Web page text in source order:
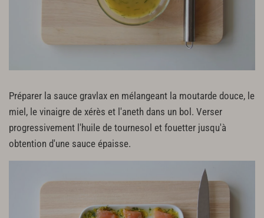
Préparer la sauce gravlax en mélangeant la moutarde douce, le
miel, le vinaigre de xérès et l'aneth dans un bol. Verser
progressivement l'huile de tournesol et fouetter jusqu'à
obtention d'une sauce épaisse.